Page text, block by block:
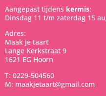
Aangepast tijdens kermis:
Dinsdag 11 t/m zaterdag 15
Adres:
Maak je taart
Lange Kerkstraat 9
1621 EG Hoorn
T: 0229-504560
M: maakjetaart@gmail.com